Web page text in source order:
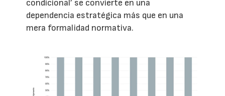
condicional’ se convierte en una
dependencia estratégica más que en una
mera formalidad normativa.